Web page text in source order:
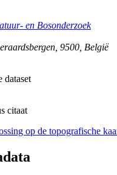
en Bosonderzoek
9500 België
dataset
citaat
op de topografische